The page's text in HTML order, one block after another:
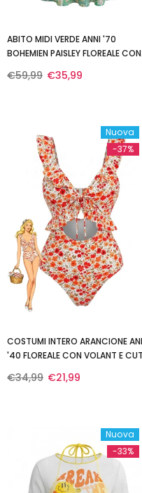
ABITO MIDI VERDE ANNI '70
BOHEMIEN PAISLEY FLOREALE CON
€59,99 €35,99
Nuova
-37%
COSTUMI INTERO ARANCIONE
'40 FLOREALE CON VOLANT E
€34,99 €21,99
Nuova
-33%